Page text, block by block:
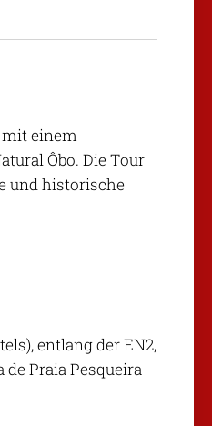
mit einem
Ôbo. Die Tour
und historische
entlang der EN2,
de Praia Pesqueira